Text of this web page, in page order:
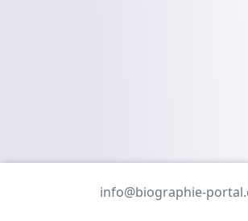
info@biographie-